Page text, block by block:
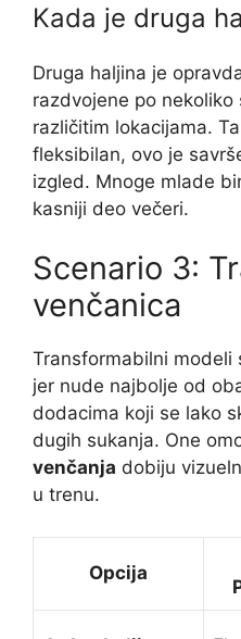
Kada je druga
Druga haljina je
razdvojene po
različitim lokacijama.
fleksibilan, ovo je
izgled. Mnoge mlade
kasniji deo večeri.
Scenario 3:
venčanica
Transformabilni modeli
jer nude najbolje od
dodacima koji se lako
dugih sukanja. One
venčanja dobiju
u trenu.
Opcija